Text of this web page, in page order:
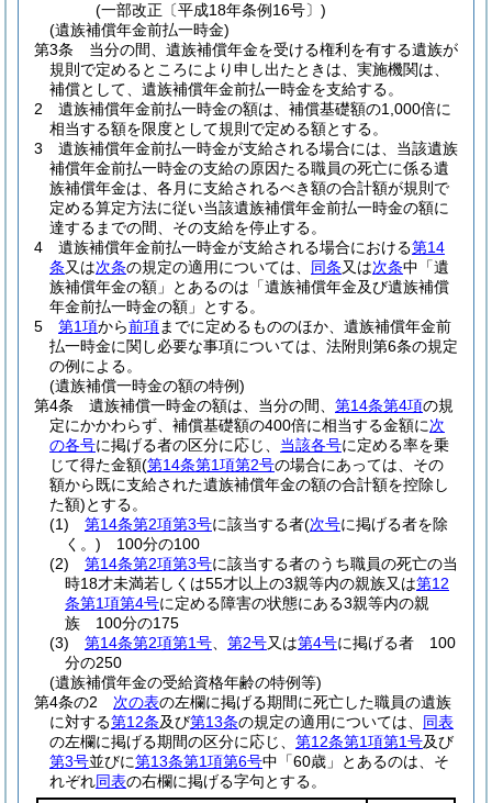
(一部改正〔平成18年条例16号〕)
(遺族補償年金前払一時金)
第3条
当分の間、遺族補償年金を受ける権利を有する遺族が
規則で定めるところにより申し出たときは、実施機関は、
補償として、遺族補償年金前払一時金を支給する。
2
遺族補償年金前払一時金の額は、補償基礎額の1,000倍に
相当する額を限度として規則で定める額とする。
3
遺族補償年金前払一時金が支給される場合には、当該遺族
補償年金前払一時金の支給の原因たる職員の死亡に係る遺
族補償年金は、各月に支給されるべき額の合計額が規則で
定める算定方法に従い当該遺族補償年金前払一時金の額に
達するまでの間、その支給を停止する。
4
遺族補償年金前払一時金が支給される場合における第14
条又は次条の規定の適用については、 同条又は次条中「遺
族補償年金の額」とあるのは「遺族補償年金及び遺族補償
年金前払一時金の額」とする。
5
第1項から前項までに定めるもののほか、遺族補償年金前
払一時金に関し必要な事項については、法附則第6条の規定
の例による。
(遺族補償一時金の額の特例)
第4条
遺族補償一時金の額は、当分の間、 第14条第4項の規
定にかかわらず、補償基礎額の400倍に相当する金額に次
の各号に掲げる者の区分に応じ、 当該各号に定める率を乗
じて得た金額(第14条第1項第2号の場合にあっては、その
額から既に支給された遺族補償年金の額の合計額を控除し
た額)とする。
(1)
第14条第2項第3号に該当する者(次号に掲げる者を除
く。) 100分の100
(2)
第14条第2項第3号に該当する者のうち職員の死亡の当
時18才未満若しくは55才以上の3親等内の親族又は第12
条第1項第4号に定める障害の状態にある3親等内の親
族 100分の175
(3)
第14条第2項第1号 第2号又は第4号に掲げる者 100
分の250
(遺族補償年金の受給資格年齢の特例等)
第4条の2
次の表の左欄に掲げる期間に死亡した職員の遺族
に対する第12条及び第13条の規定の適用については、 同表
の左欄に掲げる期間の区分に応じ、 第12条第1項第1号及び
第3号並びに第13条第1項第6号中「60歳」とあるのは、そ
れぞれ同表の右欄に掲げる字句とする。